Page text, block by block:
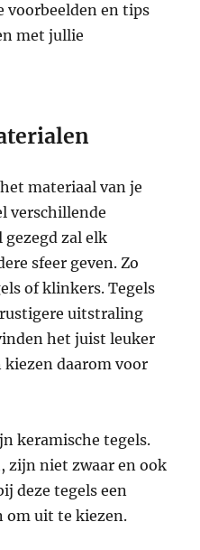
voorbeelden en tips
met jullie
materiaal van je
verschillende
gezegd zal elk
sfeer geven. Zo
of klinkers. Tegels
uitstraling
het juist leuker
daarom voor
keramische tegels.
zijn niet zwaar en ook
deze tegels een
om uit te kiezen.